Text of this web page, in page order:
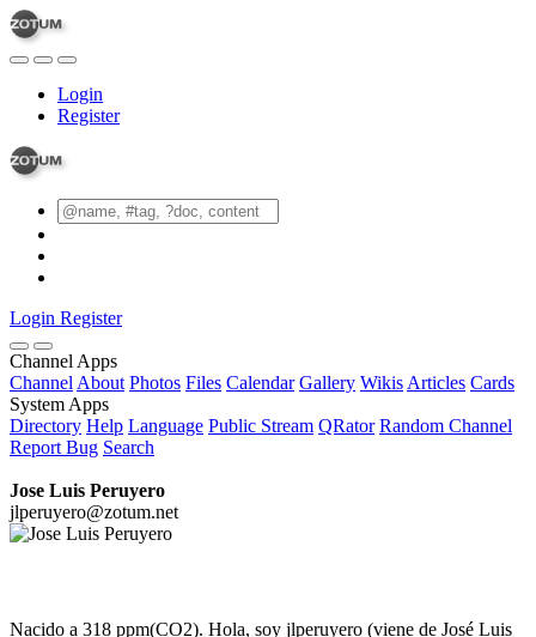
Login
Register
Login Register
Channel Apps
Channel About Photos Files Calendar Gallery Wikis Articles Cards
System Apps
Directory Help Language Public Stream QRator Random Channel
Report Bug Search
Jose Luis Peruyero
jlperuyero@zotum.net
Nacido a 318 ppm(CO2). Hola, soy jlperuyero (viene de José Luis